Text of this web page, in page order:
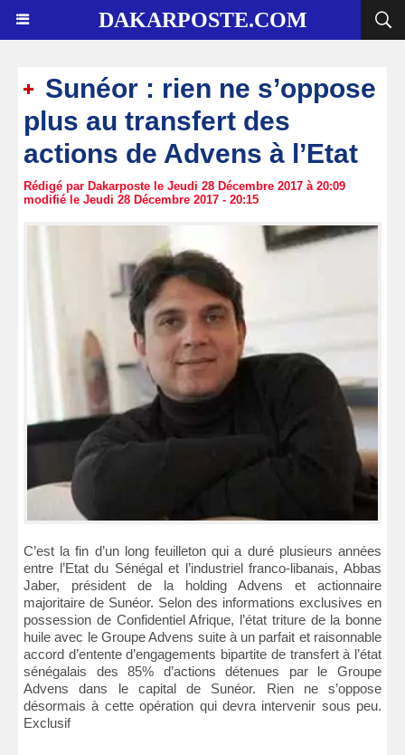
DAKARPOSTE.COM
Sunéor : rien ne s’oppose
plus au transfert des
actions de Advens à l’Etat
Rédigé par Dakarposte le Jeudi 28 Décembre 2017 à 20:09
modifié le Jeudi 28 Décembre 2017 - 20:15
C’est la fin d’un long feuilleton qui a duré plusieurs années
entre l’Etat du Sénégal et l’industriel franco-libanais, Abbas
Jaber, président de la holding Advens et actionnaire
majoritaire de Sunéor. Selon des informations exclusives en
possession de Confidentiel Afrique, l’état triture de la bonne
huile avec le Groupe Advens suite à un parfait et raisonnable
accord d’entente d’engagements bipartite de transfert à l’état
sénégalais des 85% d’actions détenues par le Groupe
Advens dans le capital de Sunéor. Rien ne s’oppose
désormais à cette opération qui devra intervenir sous peu.
Exclusif